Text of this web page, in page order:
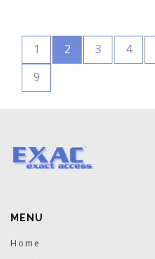
1 2 3 4
9
MENU
Home